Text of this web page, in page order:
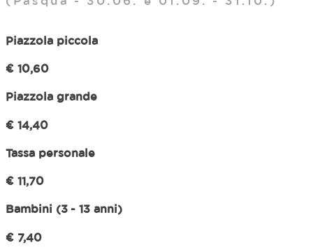
Piazzola piccola
€ 10,60
Piazzola grande
€ 14,40
Tassa personale
€ 11,70
Bambini (3 - 13 anni)
€ 7,40